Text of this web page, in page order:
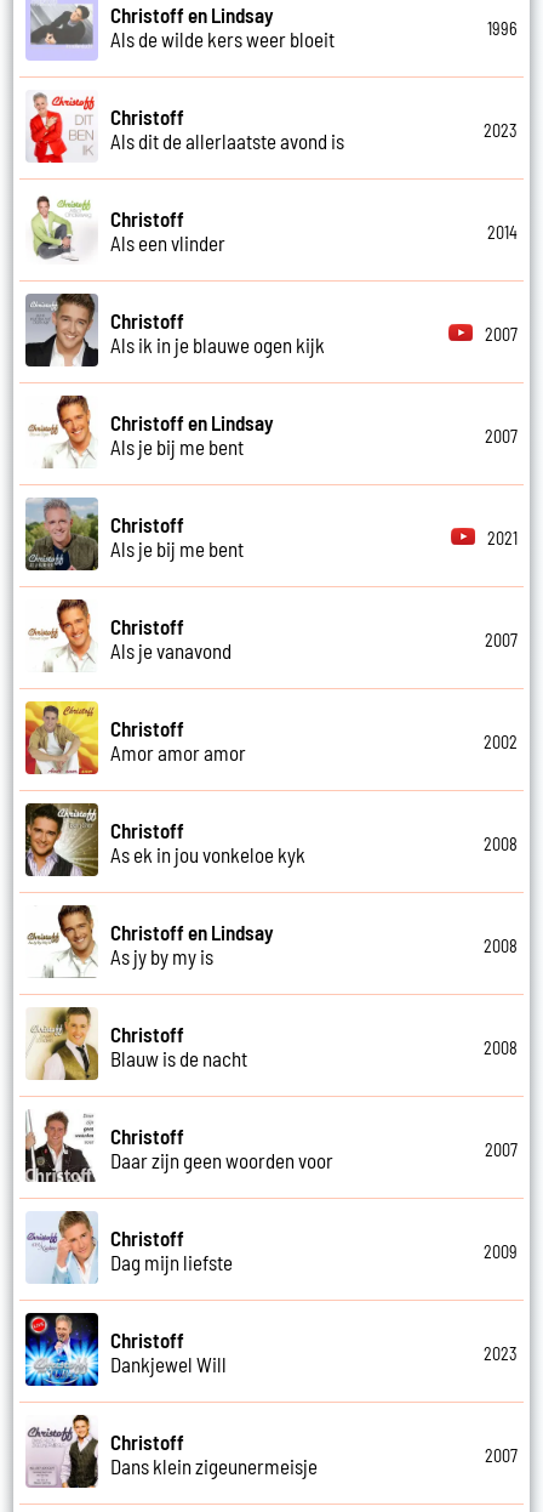
Christoff en Lindsay
Als de wilde kers weer bloeit
1996
Christoff
Als dit de allerlaatste avond is
2023
Christoff
Als een vlinder
2014
Christoff
Als ik in je blauwe ogen kijk
2007
Christoff en Lindsay
Als je bij me bent
2007
Christoff
Als je bij me bent
2021
Christoff
Als je vanavond
2007
Christoff
Amor amor amor
2002
Christoff
As ek in jou vonkeloe kyk
2008
Christoff en Lindsay
As jy by my is
2008
Christoff
Blauw is de nacht
2008
Christoff
Daar zijn geen woorden voor
2007
Christoff
Dag mijn liefste
2009
Christoff
Dankjewel Will
2023
Christoff
Dans klein zigeunermeisje
2007